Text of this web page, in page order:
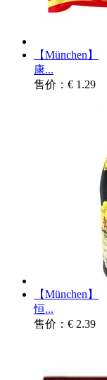
【München】
康...
售价：€ 1.29
【München】
恒...
售价：€ 2.39